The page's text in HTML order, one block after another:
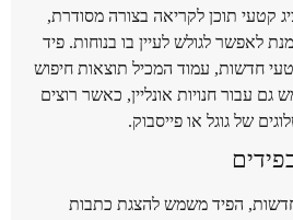
קטעי תוכן לקריאה בצורה מסודרת,
לאפשר לגולש לעיין בו בנוחות. פיד
חדשות, עמוד המכיל תוצאות חיפוש
גם עבור חנויות אונליין, כאשר רוצים
של גוגל או פייסבוק.
הפיד משמש להצגת כתבות